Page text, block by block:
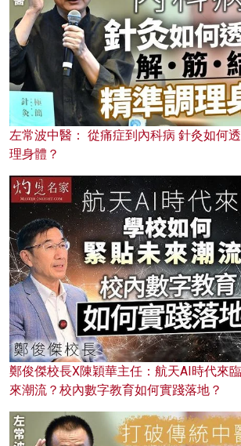
左常波中醫： 從痛症到內科病 針灸如何
理身體？
鄭俊傑校長X陳穎華主任：航天AI時代來
來潮流？校內數字教育如何實踐落地？